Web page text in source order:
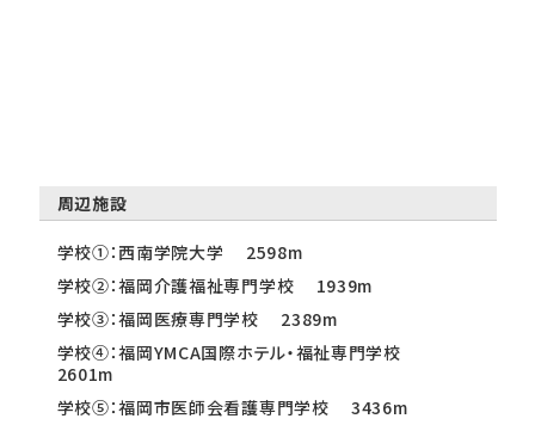
周辺施設
学校①：西南学院大学 2598m
学校②：福岡介護福祉専門学校 1939m
学校③：福岡医療専門学校 2389m
学校④：福岡YMCA国際ホテル・福祉専門学校
2601m
学校⑤：福岡市医師会看護専門学校 3436m